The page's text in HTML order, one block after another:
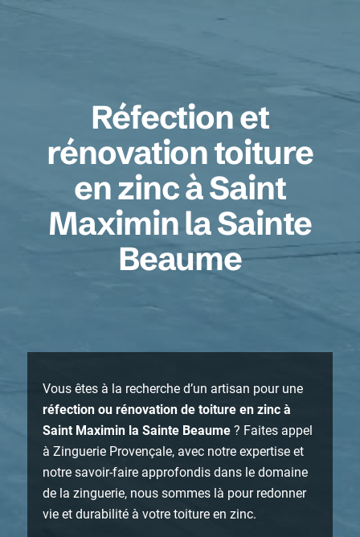
Réfection et
rénovation toiture
en zinc à Saint
Maximin la Sainte
Beaume
Vous êtes à la recherche d’un artisan pour une
réfection ou rénovation de toiture en zinc à
Saint Maximin la Sainte Beaume ? Faites appel
à Zinguerie Provençale, avec notre expertise et
notre savoir-faire approfondis dans le domaine
de la zinguerie, nous sommes là pour redonner
vie et durabilité à votre toiture en zinc.